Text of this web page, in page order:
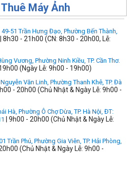
Máy Ảnh
49-51 Trần Hưng Đạo, Phường Bến Thành,
| 8h30 - 21h00 (CN: 8h30 - 20h00, Lễ:
Vương, Phường Ninh Kiều, TP. Cần Thơ.
(Ngày Lễ: 9h00 - 19h00)
Văn Linh, Phường Thanh Khê, TP. Đà
- 20h00 (Chủ Nhật & Ngày Lễ: 9h00 -
Hà, Phường Ô Chợ Dừa, TP. Hà Nội, ĐT:
| 9h00 - 20h00 (Chủ Nhật & Ngày Lễ:
Trần Phú, Phường Gia Viên, TP. Hải Phòng,
(Chủ Nhật & Ngày Lễ: 9h00 -